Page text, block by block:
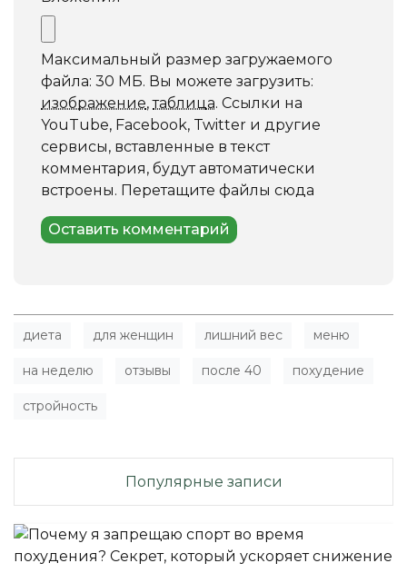
Максимальный размер загружаемого
файла: 30 МБ. Вы можете загрузить:
изображение,таблица. Ссылки на
YouTube, Facebook, Twitter и другие
сервисы, вставленные в текст
комментария, будут автоматически
встроены. Перетащите файлы сюда
диета для женщин лишний вес меню
на неделю отзывы после 40 похудение
стройность
Популярные записи